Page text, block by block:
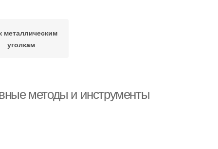
металлическим
уголкам
методы и инструменты